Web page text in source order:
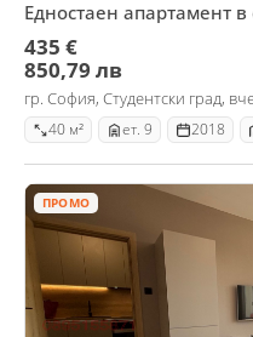
Едностаен апартамент в
435 €
850,79 лв
гр. София, Студентски град,
40 м² ет. 9 2018
ПРОМО